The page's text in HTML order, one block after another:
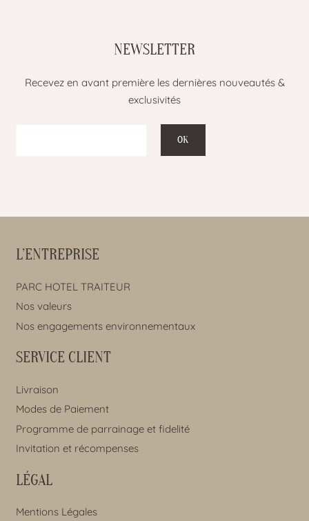
NEWSLETTER
Recevez en avant première les dernières nouveautés &
exclusivités
L’ENTREPRISE
PARC HOTEL TRAITEUR
Nos valeurs
Nos engagements environnementaux
SERVICE CLIENT
Livraison
Modes de Paiement
Programme de parrainage et fidelité
Invitation et récompenses
LÉGAL
Mentions Légales